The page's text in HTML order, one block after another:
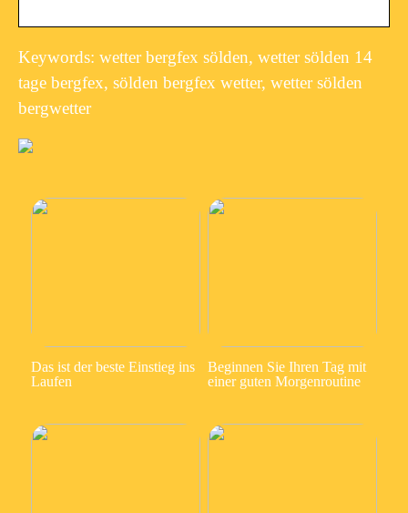
Keywords: wetter bergfex sölden, wetter sölden 14
tage bergfex, sölden bergfex wetter, wetter sölden
bergwetter
Das ist der beste Einstieg ins
Laufen
Beginnen Sie Ihren Tag mit
einer guten Morgenroutine